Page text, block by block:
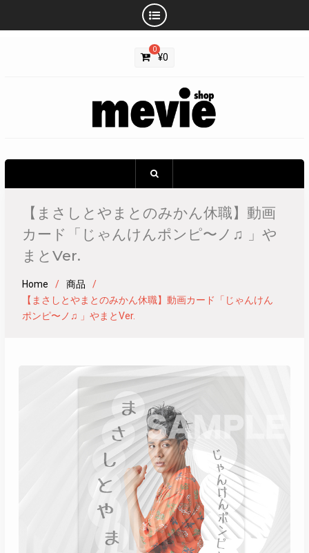
0
¥0
【まさしとやまとのみかん休職】動画
カード「じゃんけんポンピ〜ノ♫ 」や
まとVer.
Home
商品
【まさしとやまとのみかん休職】動画カード「じゃんけん
ポンピ〜ノ♫ 」やまとVer.